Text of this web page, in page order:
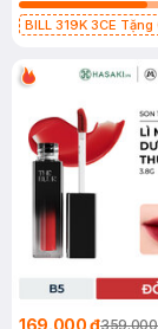
BILL 319K 3CE Tặng
1.5g (SL có hạn)
169.000 ₫